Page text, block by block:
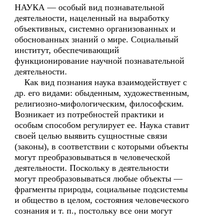
НАУКА — особый вид познавательной
деятельности, нацеленный на выработку
объективных, системно организованных и
обоснованных знаний о мире. Социальный
институт, обеспечивающий
функционирование научной познавательной
деятельности.
Как вид познания наука взаимодействует с
др. его видами: обыденным, художественным,
религиозно-мифологическим, философским.
Возникает из потребностей практики и
особым способом регулирует ее. Наука ставит
своей целью выявить сущностные связи
(законы), в соответствии с которыми объекты
могут преобразовываться в человеческой
деятельности. Поскольку в деятельности
могут преобразовываться любые объекты —
фрагменты природы, социальные подсистемы
и общество в целом, состояния человеческого
сознания и т. п., постольку все они могут